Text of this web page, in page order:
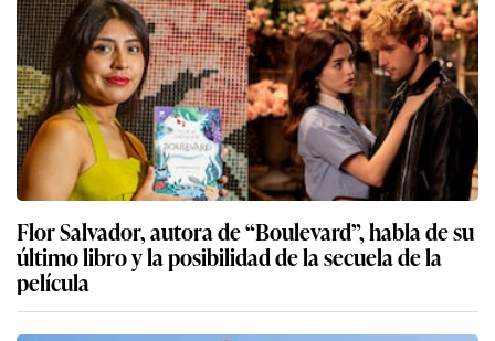
Flor Salvador, autora de “Boulevard”, habla de su
último libro y la posibilidad de la secuela de la
película